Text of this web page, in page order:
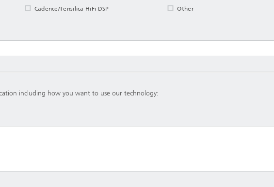
Cadence/Tensilica HiFi DSP Other
including how you want to use our technology: